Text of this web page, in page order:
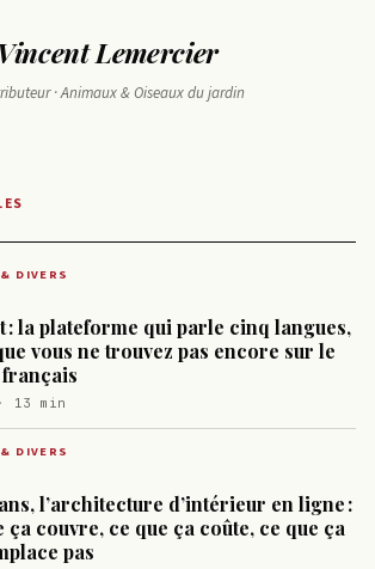
Vincent Lemercier
· Animaux & Oiseaux du jardin
DIVERS
: la plateforme qui parle cinq langues,
vous ne trouvez pas encore sur le
13 min
DIVERS
l’architecture d’intérieur en ligne :
ça couvre, ce que ça coûte, ce que ça
pas